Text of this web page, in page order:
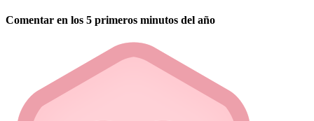
Comentar en los 5 primeros minutos del año